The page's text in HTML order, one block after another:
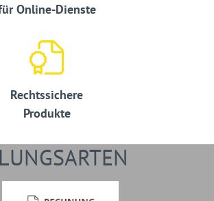
Online-Dienste
Rechtssichere
Produkte